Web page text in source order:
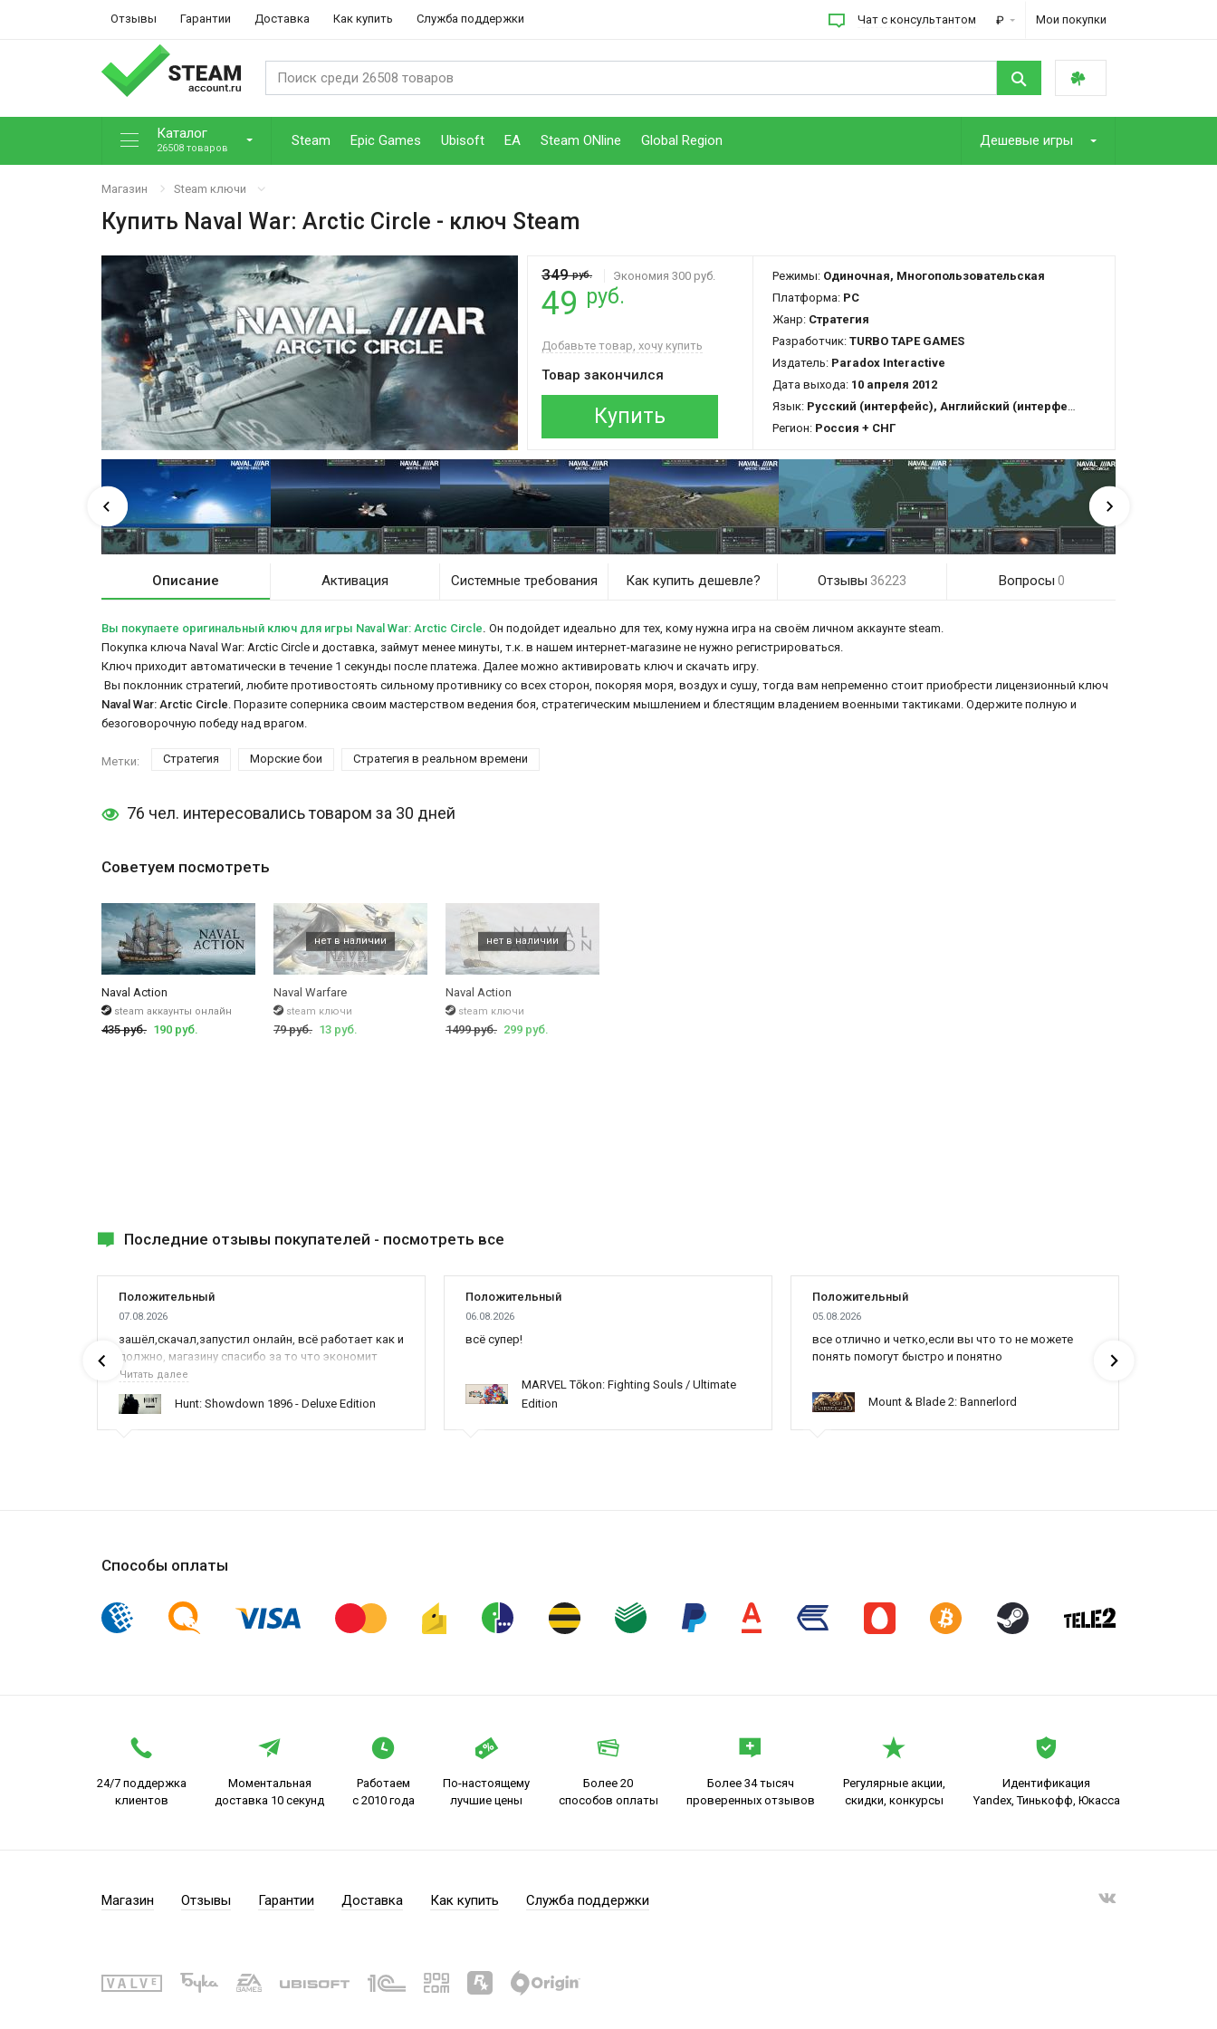
Отзывы Гарантии Доставка Как купить Служба поддержки Чат с консультантом ₽ Мои покупки
Каталог
26508 товаров Steam Epic Games Ubisoft EA Steam ONline Global Region Дешевые игры
Магазин Steam ключи
Купить Naval War: Arctic Circle - ключ Steam
349руб. Экономия 300 руб.
49 руб.
Добавьте товар, хочу купить
Товар закончился
Купить
Режимы: Одиночная, Многопользовательская
Платформа: PC
Жанр: Стратегия
Разработчик: TURBO TAPE GAMES
Издатель: Paradox Interactive
Дата выхода: 10 апреля 2012
Язык: Русский (интерфейс), Английский (интерфейс)
Регион: Россия + СНГ
Описание Активация Системные требования Как купить дешевле? Отзывы 36223 Вопросы 0
Вы покупаете оригинальный ключ для игры Naval War: Arctic Circle. Он подойдет идеально для тех, кому нужна игра на своём личном аккаунте steam.
Покупка ключа Naval War: Arctic Circle и доставка, займут менее минуты, т.к. в нашем интернет-магазине не нужно регистрироваться.
Ключ приходит автоматически в течение 1 секунды после платежа. Далее можно активировать ключ и скачать игру.
Вы поклонник стратегий, любите противостоять сильному противнику со всех сторон, покоряя моря, воздух и сушу, тогда вам непременно стоит приобрести лицензионный ключ
Naval War: Arctic Circle . Поразите соперника своим мастерством ведения боя, стратегическим мышлением и блестящим владением военными тактиками. Одержите полную и
безоговорочную победу над врагом.
Метки: Стратегия Морские бои Стратегия в реальном времени
76 чел. интересовались товаром за 30 дней
Советуем посмотреть
Naval Action
steam аккаунты онлайн
435 руб. 190 руб.
Naval Warfare
steam ключи
79 руб. 13 руб.
Naval Action
steam ключи
1499 руб. 299 руб.
Последние отзывы покупателей - посмотреть все
Положительный
07.08.2026
зашёл,скачал,запустил онлайн, всё работает как и
должно, магазину спасибо за то что экономит
наше время,нервы и деньги, ребята вы красава
всех только вы и оказываете помощь
Читать далее
Hunt: Showdown 1896 - Deluxe Edition
Положительный
06.08.2026
всё супер!
MARVEL Tōkon: Fighting Souls / Ultimate
Edition
Положительный
05.08.2026
все отлично и четко,если вы что то не можете
понять помогут быстро и понятно
Mount & Blade 2: Bannerlord
Способы оплаты
24/7 поддержка
клиентов
Моментальная
доставка 10 секунд
Работаем
с 2010 года
По-настоящему
лучшие цены
Более 20
способов оплаты
Более 34 тысяч
проверенных отзывов
Регулярные акции,
скидки, конкурсы
Идентификация
Yandex, Тинькофф, Юкасса
Магазин Отзывы Гарантии Доставка Как купить Служба поддержки